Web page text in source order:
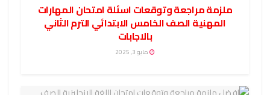
ملزمة مراجعة وتوقعات اسئلة امتحان المهارات
المهنية الصف الخامس الابتدائي الترم الثاني
بالاجابات
مايو 3, 2025